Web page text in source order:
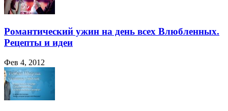
Романтический ужин на день всех Влюбленных.
Рецепты и идеи
Фев 4, 2012